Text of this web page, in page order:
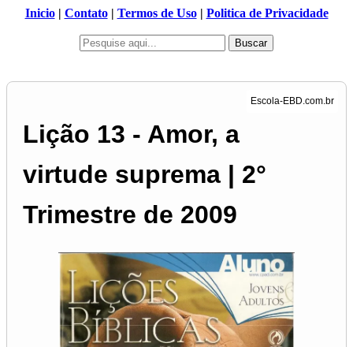
Inicio| Contato| Termos de Uso| Politica de Privacidade
Buscar
Lição 13 - Amor, a
virtude suprema | 2°
Trimestre de 2009